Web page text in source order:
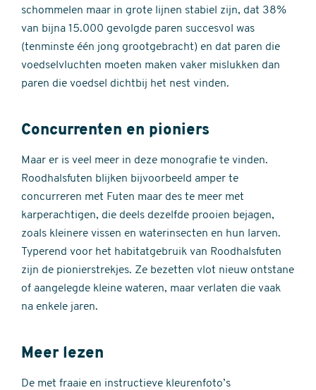
schommelen maar in grote lijnen stabiel zijn, dat 38%
van bijna 15.000 gevolgde paren succesvol was
(tenminste één jong grootgebracht) en dat paren die
voedselvluchten moeten maken vaker mislukken dan
paren die voedsel dichtbij het nest vinden.
Concurrenten en pioniers
Maar er is veel meer in deze monografie te vinden.
Roodhalsfuten blijken bijvoorbeeld amper te
concurreren met Futen maar des te meer met
karperachtigen, die deels dezelfde prooien bejagen,
zoals kleinere vissen en waterinsecten en hun larven.
Typerend voor het habitatgebruik van Roodhalsfuten
zijn de pionierstrekjes. Ze bezetten vlot nieuw ontstane
of aangelegde kleine wateren, maar verlaten die vaak
na enkele jaren.
Meer lezen
De met fraaie en instructieve kleurenfoto’s